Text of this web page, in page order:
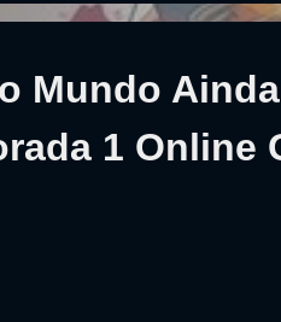
Mundo
1 Online